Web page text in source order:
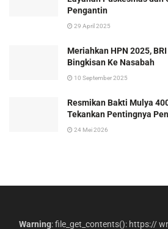
Pengantin
29 April 2025
Meriahkan HPN 2025,
Bingkisan Ke Nasabah
10 September 2025
Resmikan Bakti Mulya
Tekankan Pentingnya
24 Mei 2026
Warning: file_get_contents(): https://